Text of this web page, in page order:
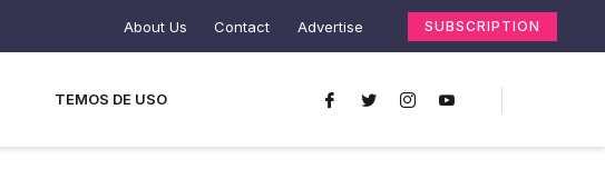
About Us Contact Advertise SUBSCRIPTION
TEMOS DE USO